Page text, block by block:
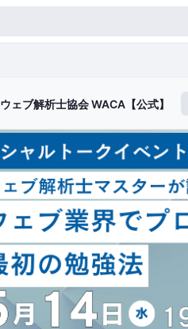
ウェブ解析士協会 WACA【公式】